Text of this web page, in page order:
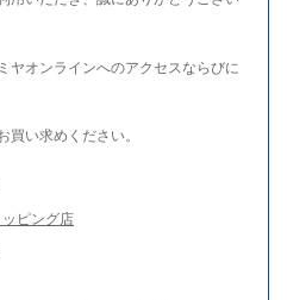
ヤオンラインへのアクセスならびに
買い求めください。
ピング店